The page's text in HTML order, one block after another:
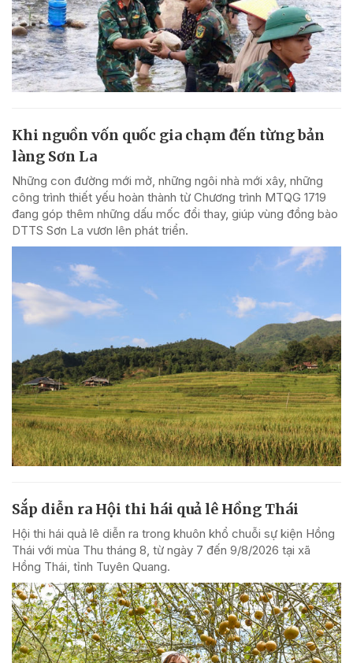
Khi nguồn vốn quốc gia chạm đến từng bản
làng Sơn La
Những con đường mới mở, những ngôi nhà mới xây, những
công trình thiết yếu hoàn thành từ Chương trình MTQG 1719
đang góp thêm những dấu mốc đổi thay, giúp vùng đồng bào
DTTS Sơn La vươn lên phát triển.
Sắp diễn ra Hội thi hái quả lê Hồng Thái
Hội thi hái quả lê diễn ra trong khuôn khổ chuỗi sự kiện Hồng
Thái với mùa Thu tháng 8, từ ngày 7 đến 9/8/2026 tại xã
Hồng Thái, tỉnh Tuyên Quang.